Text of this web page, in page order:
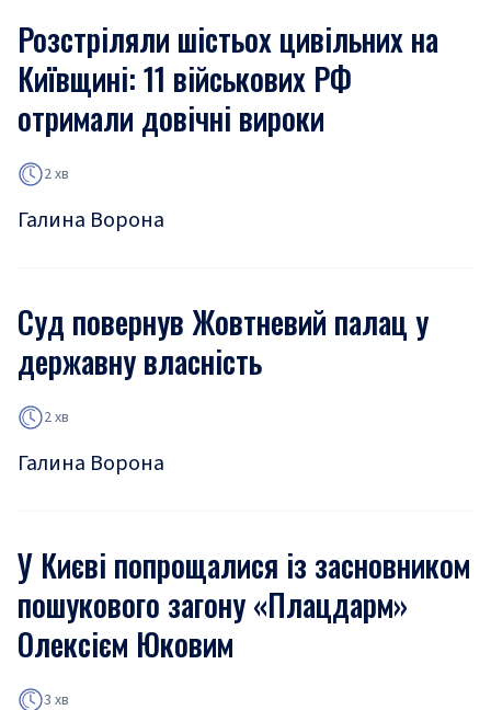
Розстріляли шістьох цивільних на
Київщині: 11 військових РФ
отримали довічні вироки
2 хв
Галина Ворона
Суд повернув Жовтневий палац у
державну власність
2 хв
Галина Ворона
У Києві попрощалися із засновником
пошукового загону «Плацдарм»
Олексієм Юковим
3 хв